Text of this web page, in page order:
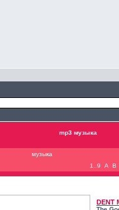
mp3 музыка
музыка
1..9
A B
DENT